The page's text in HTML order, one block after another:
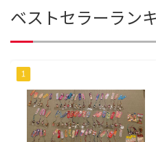
ベストセラーラン